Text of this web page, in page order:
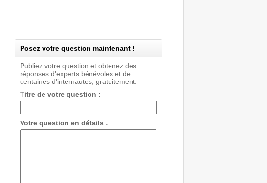
Posez votre question maintenant !
Publiez votre question et obtenez des
réponses d'experts bénévoles et de
centaines d'internautes, gratuitement.
Titre de votre question :
Votre question en détails :